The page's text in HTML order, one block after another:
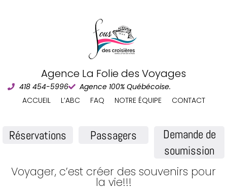
Agence La Folie des Voyages
418 454-5996
Agence 100% Québécoise.
ACCUEIL
L’ABC FAQ NOTRE ÉQUIPE CONTACT
Réservations Passagers
Demande de
soumission
Voyager, c’est créer des souvenirs pour
la vie!!!